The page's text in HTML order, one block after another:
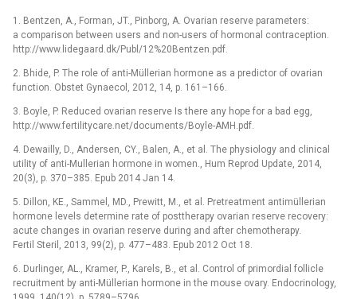
1. Bentzen, A., Forman, JT., Pinborg, A. Ovarian reserve parameters:
a comparison between users and non-users of hormonal contraception.
http://www.lidegaard.dk/Publ/12%20Bentzen.pdf.
2. Bhide, P. The role of anti-Müllerian hormone as a predictor of ovarian
function. Obstet Gynaecol, 2012, 14, p. 161–166.
3. Boyle, P. Reduced ovarian reserve Is there any hope for a bad egg,
http://www.fertilitycare.net/documents/Boyle-AMH.pdf.
4. Dewailly, D., Andersen, CY., Balen, A., et al. The physiology and clinical
utility of anti-Mullerian hormone in women., Hum Reprod Update, 2014,
20(3), p. 370–385. Epub 2014 Jan 14.
5. Dillon, KE., Sammel, MD., Prewitt, M., et al. Pretreatment antimüllerian
hormone levels determine rate of posttherapy ovarian reserve recovery:
acute changes in ovarian reserve during and after chemotherapy.
Fertil Steril, 2013, 99(2), p. 477–483. Epub 2012 Oct 18.
6. Durlinger, AL., Kramer, P., Karels, B., et al. Control of primordial follicle
recruitment by anti-Müllerian hormone in the mouse ovary. Endocrinology,